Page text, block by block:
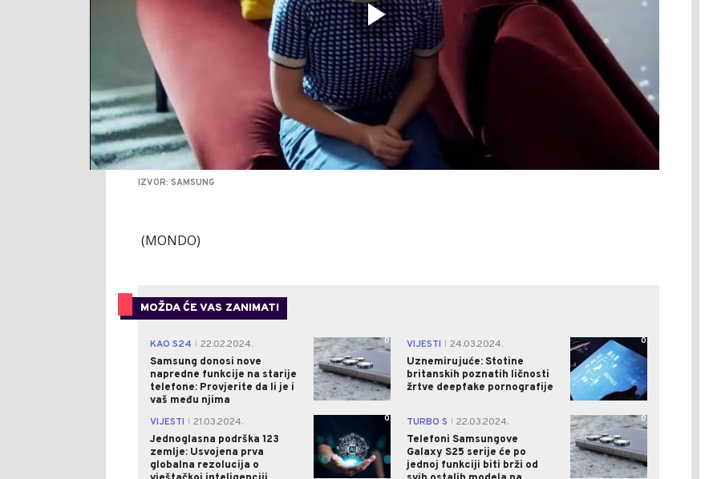
IZVOR: SAMSUNG
(MONDO)
MOŽDA ĆE VAS ZANIMATI
KAO S24
22.02.2024.
Samsung donosi nove
napredne funkcije na starije
telefone: Provjerite da li je i
vaš među njima
0 VIJESTI
24.03.2024.
Uznemirujuće: Stotine
britanskih poznatih ličnosti
žrtve deepfake pornografije
0
VIJESTI
21.03.2024.
Jednoglasna podrška 123
zemlje: Usvojena prva
globalna rezolucija o
0 TURBO S
22.03.2024.
Telefoni Samsungove
Galaxy S25 serije će po
jednoj funkciji biti brži od
0